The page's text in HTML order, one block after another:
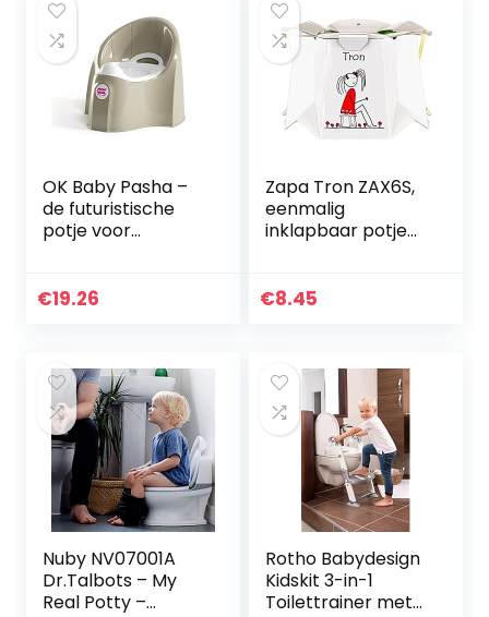
OK Baby Pasha –
de futuristische
potje voor
kleuren
€19.26
Zapa Tron ZAX6S,
eenmalig
inklapbaar potje
€8.45
Nuby NV07001A
Dr.Talbots – My
Real Potty –
Rotho Babydesign
Kidskit 3-in-1
Toilettrainer met